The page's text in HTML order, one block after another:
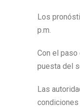
Los
p.m.
Con el
puesta del
Las